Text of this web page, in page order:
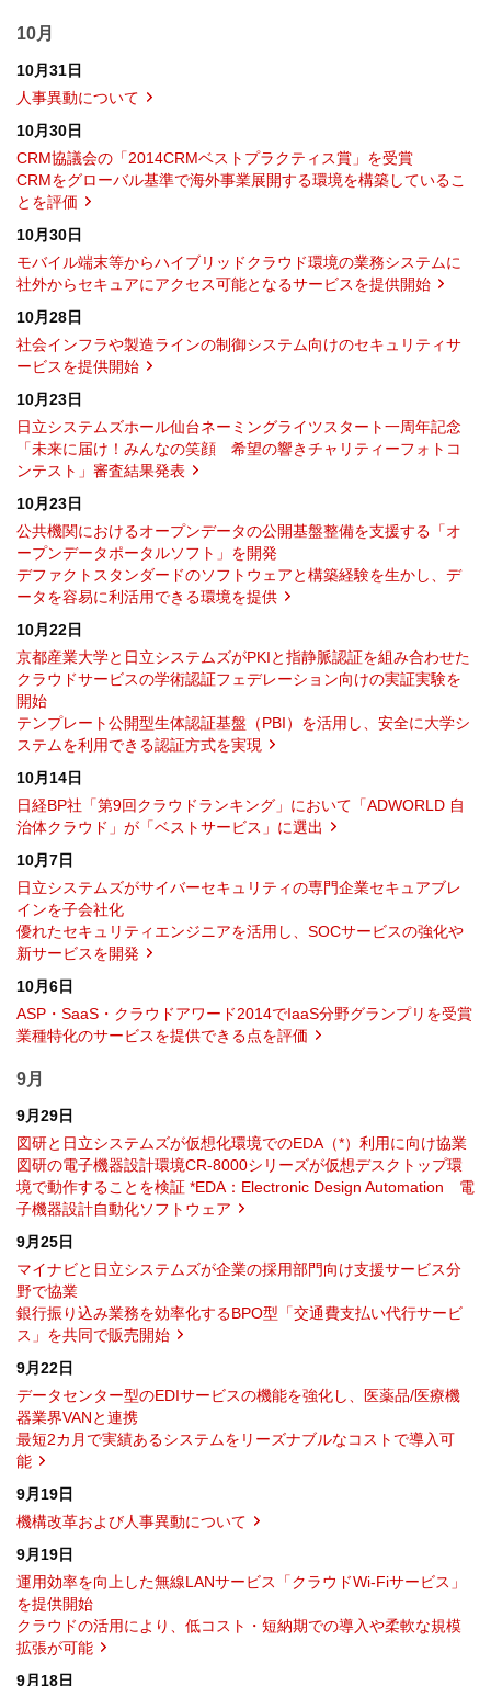
10月
10月31日
人事異動について
10月30日
CRM協議会の「2014CRMベストプラクティス賞」を受賞
CRMをグローバル基準で海外事業展開する環境を構築しているこ
とを評価
10月30日
モバイル端末等からハイブリッドクラウド環境の業務システムに
社外からセキュアにアクセス可能となるサービスを提供開始
10月28日
社会インフラや製造ラインの制御システム向けのセキュリティサ
ービスを提供開始
10月23日
日立システムズホール仙台ネーミングライツスタート一周年記念
「未来に届け！みんなの笑顔 希望の響きチャリティーフォトコ
ンテスト」審査結果発表
10月23日
公共機関におけるオープンデータの公開基盤整備を支援する「オ
ープンデータポータルソフト」を開発
デファクトスタンダードのソフトウェアと構築経験を生かし、デ
ータを容易に利活用できる環境を提供
10月22日
京都産業大学と日立システムズがPKIと指静脈認証を組み合わせた
クラウドサービスの学術認証フェデレーション向けの実証実験を
開始
テンプレート公開型生体認証基盤（PBI）を活用し、安全に大学シ
ステムを利用できる認証方式を実現
10月14日
日経BP社「第9回クラウドランキング」において「ADWORLD 自
治体クラウド」が「ベストサービス」に選出
10月7日
日立システムズがサイバーセキュリティの専門企業セキュアブレ
インを子会社化
優れたセキュリティエンジニアを活用し、SOCサービスの強化や
新サービスを開発
10月6日
ASP・SaaS・クラウドアワード2014でIaaS分野グランプリを受賞
業種特化のサービスを提供できる点を評価
9月
9月29日
図研と日立システムズが仮想化環境でのEDA（*）利用に向け協業
図研の電子機器設計環境CR-8000シリーズが仮想デスクトップ環
境で動作することを検証 *EDA：Electronic Design Automation 電
子機器設計自動化ソフトウェア
9月25日
マイナビと日立システムズが企業の採用部門向け支援サービス分
野で協業
銀行振り込み業務を効率化するBPO型「交通費支払い代行サービ
ス」を共同で販売開始
9月22日
データセンター型のEDIサービスの機能を強化し、医薬品/医療機
器業界VANと連携
最短2カ月で実績あるシステムをリーズナブルなコストで導入可
能
9月19日
機構改革および人事異動について
9月19日
運用効率を向上した無線LANサービス「クラウドWi-Fiサービス」
を提供開始
クラウドの活用により、低コスト・短納期での導入や柔軟な規模
拡張が可能
9月18日